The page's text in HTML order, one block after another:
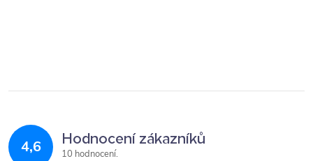
4,6 Hodnocení zákazníků
10 hodnocení